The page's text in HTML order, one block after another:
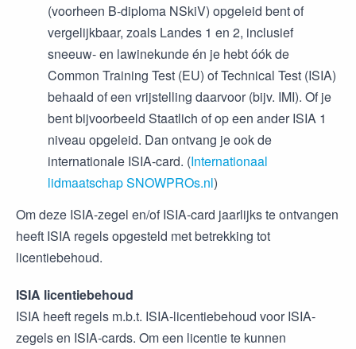
(voorheen B-diploma NSkiV) opgeleid bent of
vergelijkbaar, zoals Landes 1 en 2, inclusief
sneeuw- en lawinekunde én je hebt óók de
Common Training Test (EU) of Technical Test (ISIA)
behaald of een vrijstelling daarvoor (bijv. IMI). Of je
bent bijvoorbeeld Staatlich of op een ander ISIA 1
niveau opgeleid. Dan ontvang je ook de
internationale ISIA-card. (Internationaal
lidmaatschap SNOWPROs.nl)
Om deze ISIA-zegel en/of ISIA-card jaarlijks te ontvangen
heeft ISIA regels opgesteld met betrekking tot
licentiebehoud.
ISIA licentiebehoud
ISIA heeft regels m.b.t. ISIA-licentiebehoud voor ISIA-
zegels en ISIA-cards. Om een licentie te kunnen